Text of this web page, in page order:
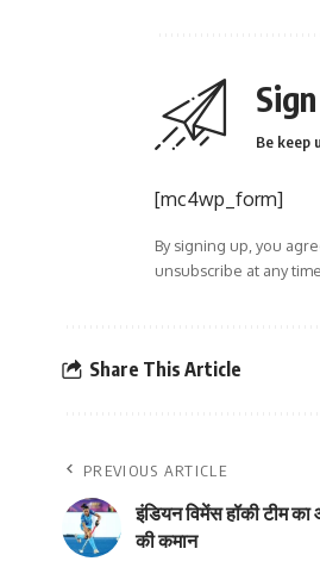
Be keep
[mc4wp_form]
By signing up, you
unsubscribe at any
Share This Article
PREVIOUS ARTICLE
इंडियन विमेंस हॉकी टीम का
की कमान